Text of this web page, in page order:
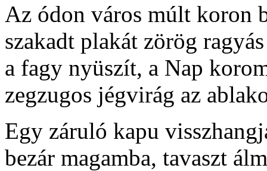
Az ódon város múlt koron
szakadt plakát zörög
a fagy nyüszít, a Nap
zegzugos jégvirág az
Egy záruló kapu
bezár magamba, tavaszt